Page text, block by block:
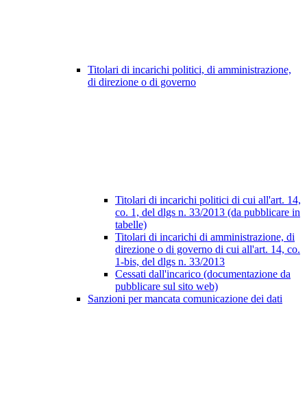
Titolari di incarichi politici, di amministrazione,
di direzione o di governo
Titolari di incarichi politici di cui all'art. 14,
co. 1, del dlgs n. 33/2013 (da pubblicare in
tabelle)
Titolari di incarichi di amministrazione, di
direzione o di governo di cui all'art. 14, co.
1-bis, del dlgs n. 33/2013
Cessati dall'incarico (documentazione da
pubblicare sul sito web)
Sanzioni per mancata comunicazione dei dati